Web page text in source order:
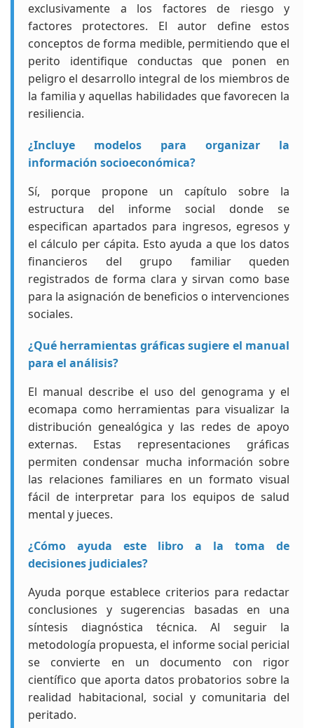
exclusivamente a los factores de riesgo y
factores protectores. El autor define estos
conceptos de forma medible, permitiendo que el
perito identifique conductas que ponen en
peligro el desarrollo integral de los miembros de
la familia y aquellas habilidades que favorecen la
resiliencia.
¿Incluye modelos para organizar la
información socioeconómica?
Sí, porque propone un capítulo sobre la
estructura del informe social donde se
especifican apartados para ingresos, egresos y
el cálculo per cápita. Esto ayuda a que los datos
financieros del grupo familiar queden
registrados de forma clara y sirvan como base
para la asignación de beneficios o intervenciones
sociales.
¿Qué herramientas gráficas sugiere el manual
para el análisis?
El manual describe el uso del genograma y el
ecomapa como herramientas para visualizar la
distribución genealógica y las redes de apoyo
externas. Estas representaciones gráficas
permiten condensar mucha información sobre
las relaciones familiares en un formato visual
fácil de interpretar para los equipos de salud
mental y jueces.
¿Cómo ayuda este libro a la toma de
decisiones judiciales?
Ayuda porque establece criterios para redactar
conclusiones y sugerencias basadas en una
síntesis diagnóstica técnica. Al seguir la
metodología propuesta, el informe social pericial
se convierte en un documento con rigor
científico que aporta datos probatorios sobre la
realidad habitacional, social y comunitaria del
peritado.